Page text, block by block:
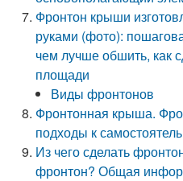
Фронтон крыши
руками (фото):
чем лучше обшить, как
площади
Виды фронтонов
Фронтонная крыша.
подходы к
Из чего сделать
фронтон? Общая